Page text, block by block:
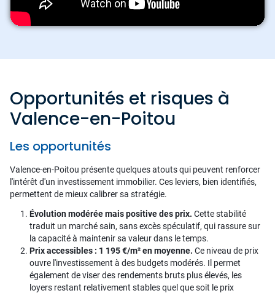
Opportunités et risques à
Valence-en-Poitou
Les opportunités
Valence-en-Poitou présente quelques atouts qui peuvent renforcer
l'intérêt d'un investissement immobilier. Ces leviers, bien identifiés,
permettent de mieux calibrer sa stratégie.
Évolution modérée mais positive des prix. Cette stabilité
traduit un marché sain, sans excès spéculatif, qui rassure sur
la capacité à maintenir sa valeur dans le temps.
Prix accessibles : 1 195 €/m² en moyenne. Ce niveau de prix
ouvre l'investissement à des budgets modérés. Il permet
également de viser des rendements bruts plus élevés, les
loyers restant relativement stables quel que soit le prix